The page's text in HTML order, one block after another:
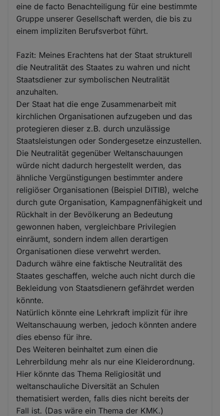
eine de facto Benachteiligung für eine bestimmte
Gruppe unserer Gesellschaft werden, die bis zu
einem impliziten Berufsverbot führt.
Fazit: Meines Erachtens hat der Staat strukturell
die Neutralität des Staates zu wahren und nicht
Staatsdiener zur symbolischen Neutralität
anzuhalten.
Der Staat hat die enge Zusammenarbeit mit
kirchlichen Organisationen aufzugeben und das
protegieren dieser z.B. durch unzulässige
Staatsleistungen oder Sondergesetze einzustellen.
Die Neutralität gegenüber Weltanschauungen
würde nicht dadurch hergestellt werden, das
ähnliche Vergünstigungen bestimmter andere
religiöser Organisationen (Beispiel DITIB), welche
durch gute Organisation, Kampagnenfähigkeit und
Rückhalt in der Bevölkerung an Bedeutung
gewonnen haben, vergleichbare Privilegien
einräumt, sondern indem allen derartigen
Organisationen diese verwehrt werden.
Dadurch währe eine faktische Neutralität des
Staates geschaffen, welche auch nicht durch die
Bekleidung von Staatsdienern gefährdet werden
könnte.
Natürlich könnte eine Lehrkraft implizit für ihre
Weltanschauung werben, jedoch könnten andere
dies ebenso für ihre.
Des Weiteren beinhaltet zum einen die
Lehrerbildung mehr als nur eine Kleiderordnung.
Hier könnte das Thema Religiosität und
weltanschauliche Diversität an Schulen
thematisiert werden, falls dies nicht bereits der
Fall ist. (Das wäre ein Thema der KMK.)